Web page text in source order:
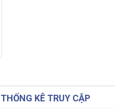
THỐNG KÊ TRUY CẬP